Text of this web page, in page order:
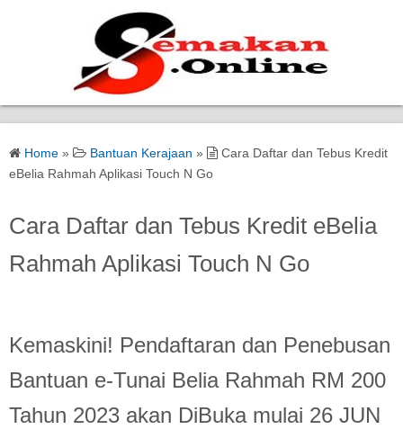
Home
Bantuan Kerajaan
Biasiswa
Pendidikan
Home » Bantuan Kerajaan »
Cara Daftar dan Tebus Kredit
eBelia Rahmah Aplikasi Touch N Go
Cara Daftar dan Tebus Kredit eBelia
Rahmah Aplikasi Touch N Go
Kemaskini! Pendaftaran dan Penebusan
Bantuan e-Tunai Belia Rahmah RM 200
Tahun 2023 akan DiBuka mulai 26 JUN